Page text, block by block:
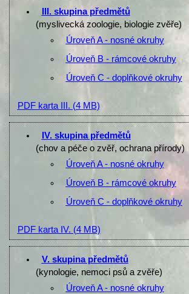
III. skupina předmětů
(myslivecká zoologie, biologie zvěře)
Úroveň A - nosné okruhy
Úroveň B - rámcové okruhy
Úroveň C - doplňkové okruhy
PDF karta III. (4 MB)
IV. skupina předmětů
(chov a péče o zvěř, ochrana přírody)
Úroveň A - nosné okruhy
Úroveň B - rámcové okruhy
Úroveň C - doplňkové okruhy
PDF karta IV. (4 MB)
V. skupina předmětů
(kynologie, nemoci psů a zvěře)
Úroveň A - nosné okruhy